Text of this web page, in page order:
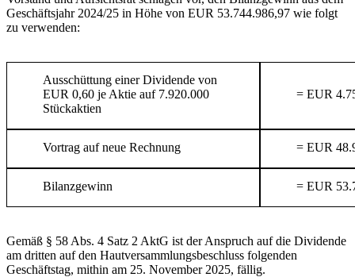
Geschäftsjahr 2024/25 in Höhe von EUR 53.744.986,97 wie folgt
zu verwenden:
Ausschüttung einer Dividende von
EUR 0,60 je Aktie auf 7.920.000
Stückaktien
= EUR
Vortrag auf neue Rechnung = EUR
Bilanzgewinn = EUR
Gemäß § 58 Abs. 4 Satz 2 AktG ist der Anspruch auf die Dividende
am dritten auf den Hautversammlungsbeschluss folgenden
Geschäftstag, mithin am 25. November 2025, fällig.